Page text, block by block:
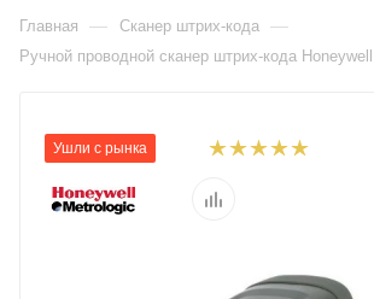
Главная — Сканер штрих-кода —
Ручной проводной сканер штрих-кода
Ушли с рынка